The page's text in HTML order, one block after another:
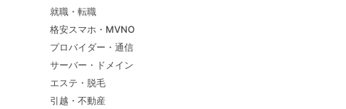
就職・転職
格安スマホ・MVNO
プロバイダー・通信
サーバー・ドメイン
エステ・脱毛
引越・不動産